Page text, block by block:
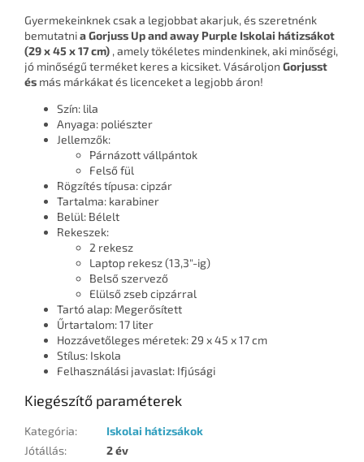
Gyermekeinknek csak a legjobbat akarjuk, és szeretnénk
bemutatnia Gorjuss Up and away Purple Iskolai hátizsákot
(29 x 45 x 17 cm) , amely tökéletes mindenkinek, aki minőségi,
jó minőségű terméket keres a kicsiket. Vásároljon Gorjusst
és más márkákat és licenceket a legjobb áron!
Szín: lila
Anyaga: poliészter
Jellemzők:
Párnázott vállpántok
Felső fül
Rögzítés típusa: cipzár
Tartalma: karabiner
Belül: Bélelt
Rekeszek:
2 rekesz
Laptop rekesz (13,3"-ig)
Belső szervező
Elülső zseb cipzárral
Tartó alap: Megerősített
Űrtartalom: 17 liter
Hozzávetőleges méretek: 29 x 45 x 17 cm
Stílus: Iskola
Felhasználási javaslat: Ifjúsági
Kiegészítő paraméterek
Kategória:
Iskolai hátizsákok
Jótállás:
2 év